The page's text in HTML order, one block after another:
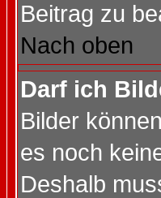
Beitrag zu
Nach oben
Darf ich
Bilder
es noch
Deshalb